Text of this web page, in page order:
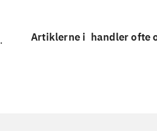
Artiklerne i handler ofte